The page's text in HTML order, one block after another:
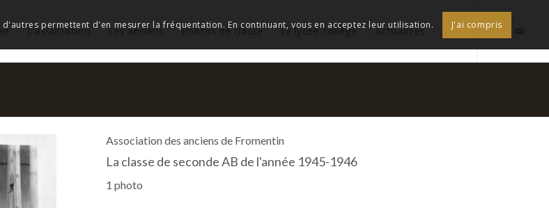
L’association Les anciens Photos de classe Le lycée-collège Actualités
Association des anciens de Fromentin
La classe de seconde AB de l'année 1945-1946
1 photo
permettent d'en mesurer la fréquentation. En continuant, vous en acceptez leur utilisation. J'ai compris